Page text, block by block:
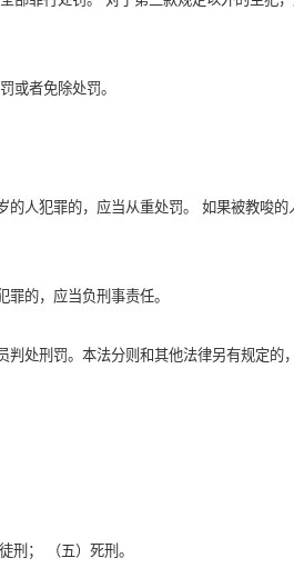
或者免除处罚。
的人犯罪的，应当从重处罚。 如果被教唆的
的，应当负刑事责任。
判处刑罚。本法分则和其他法律另有规定的
刑； （五）死刑。